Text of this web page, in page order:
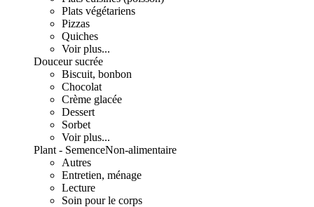
Plats végétariens
Pizzas
Quiches
Voir plus...
Douceur sucrée
Biscuit, bonbon
Chocolat
Crème glacée
Dessert
Sorbet
Voir plus...
Plant - SemenceNon-alimentaire
Autres
Entretien, ménage
Lecture
Soin pour le corps